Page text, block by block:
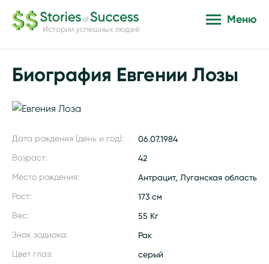
Истории успешных людей
Меню
Биография Евгении Лозы
Дата рождения (день и год): 06.07.1984
Возраст: 42
Место рождения: Антрацит, Луганская область
Рост: 173 см
Вес: 55 Кг
Знак зодиака: Рак
Цвет глаз: серый